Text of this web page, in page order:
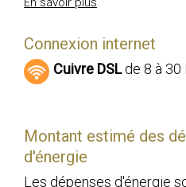
Connexion internet
Cuivre DSLde 8 à 30
Montant estimé des
d'énergie
Les dépenses d'énergie